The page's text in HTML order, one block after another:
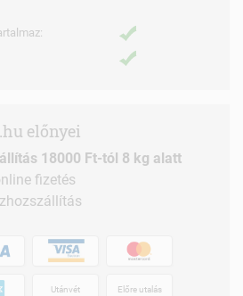
előnyei
18000 Ft-tól 8 kg alatt
fizetés
Utánvét Előre utalás